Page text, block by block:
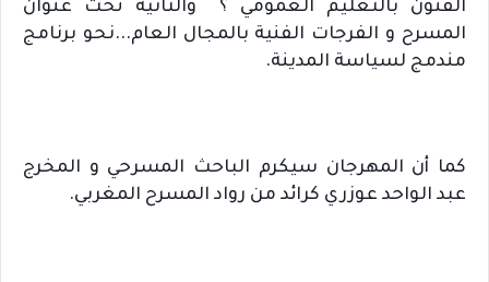
مندمج لسياسة المدينة.
عبد الواحد عوزري كرائد من رواد المسرح المغربي.